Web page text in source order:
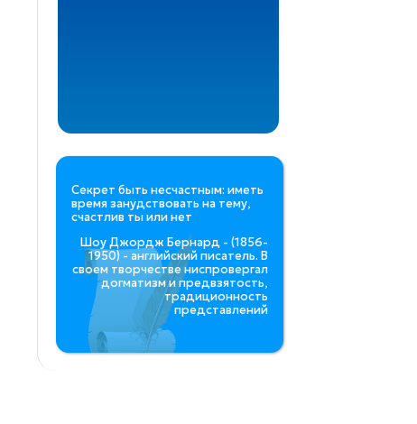
Секрет быть несчастным: иметь
время занудствовать на тему,
счастлив ты или нет
Шоу Джордж Бернард - (1856-
1950) - английский писатель. В
своем творчестве ниспровергал
догматизм и предвзятость,
традиционность
представлений